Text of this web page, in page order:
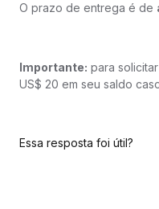
O prazo de entrega é de
Importante: para
US$ 20 em seu saldo
Essa resposta foi útil?